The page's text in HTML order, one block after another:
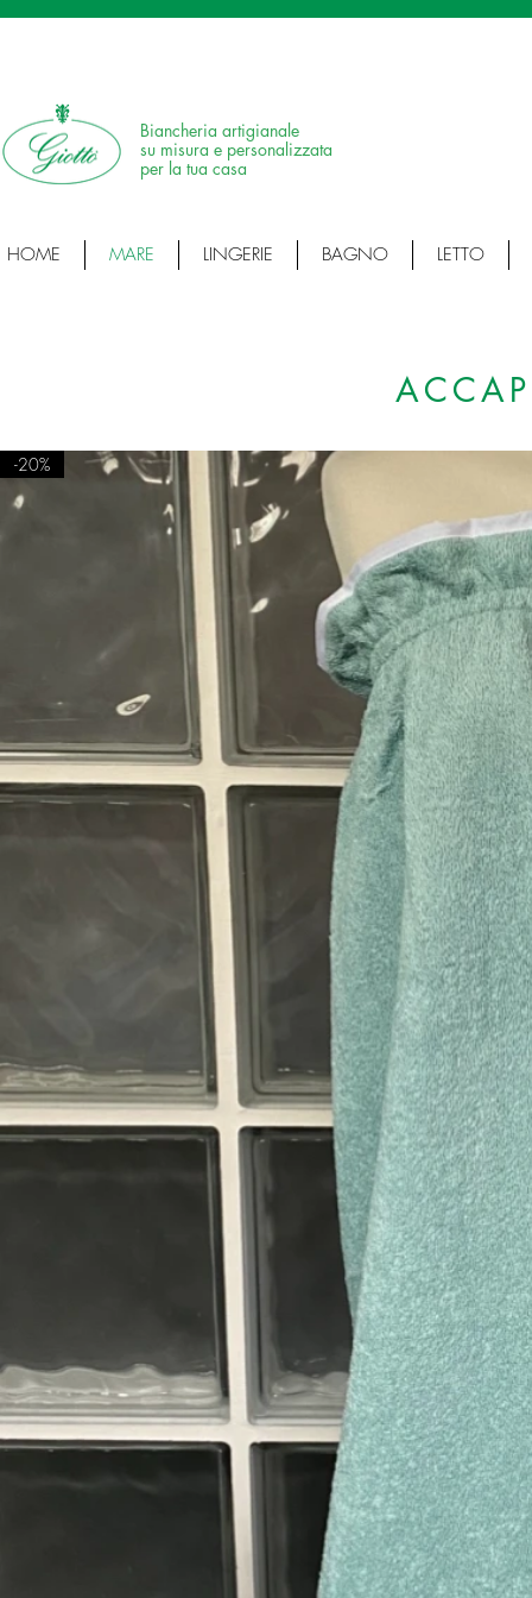
Biancheria artigianale
su misura e personalizzata
per la tua casa
HOME MARE LINGERIE BAGNO LETTO
-20%